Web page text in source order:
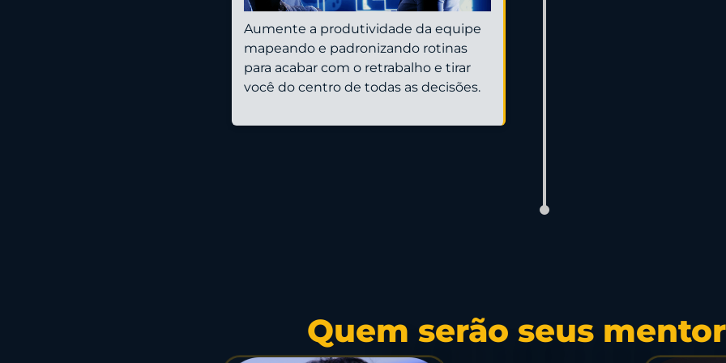
Aumente a produtividade da equipe
mapeando e padronizando rotinas
para acabar com o retrabalho e tirar
você do centro de todas as decisões.
Quem serão seus